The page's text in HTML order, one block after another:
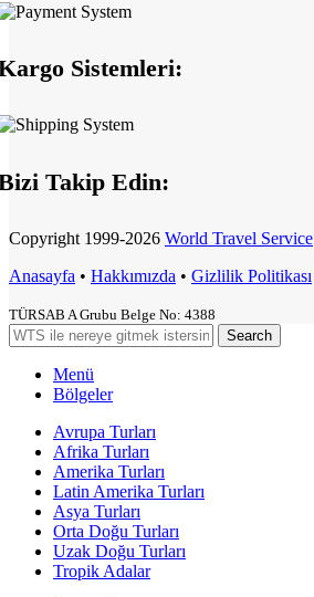
Sistemleri:
Takip Edin:
Copyright 1999-2026 World Travel Service
Anasayfa • Hakkımızda • Gizlilik Politikası
TÜRSAB A Grubu Belge No: 4388
Search
Menü
Bölgeler
Avrupa Turları
Afrika Turları
Amerika Turları
Latin Amerika Turları
Asya Turları
Orta Doğu Turları
Uzak Doğu Turları
Tropik Adalar